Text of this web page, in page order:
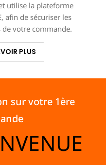
utilise la plateforme
afin de sécuriser les
votre commande.
PLUS
sur votre 1ère